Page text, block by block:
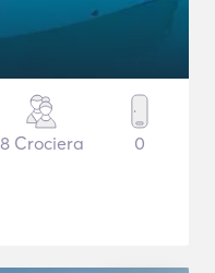
8 Crociera 0